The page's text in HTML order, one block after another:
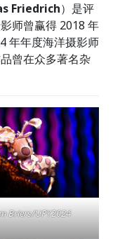
Friedrich）是评
师曾赢得 2018 年
年年度海洋摄影师
曾在众多著名杂
Briers/UPY2024